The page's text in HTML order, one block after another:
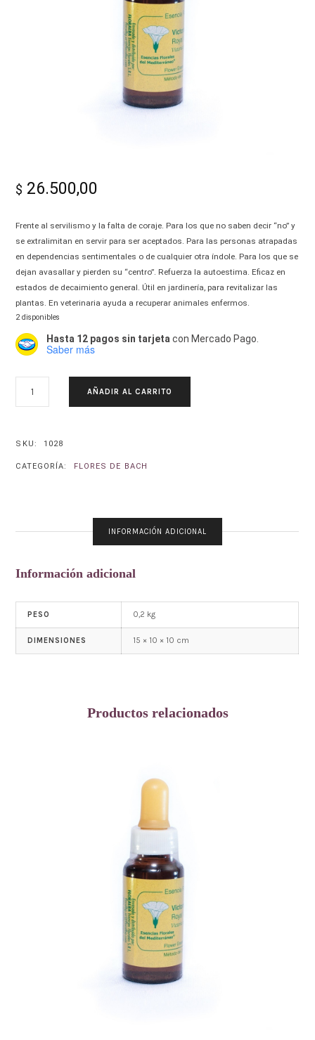
$ 26.500,00
Frente al servilismo y la falta de coraje. Para los que no saben decir “no” y
se extralimitan en servir para ser aceptados. Para las personas atrapadas
en dependencias sentimentales o de cualquier otra índole. Para los que se
dejan avasallar y pierden su “centro”. Refuerza la autoestima. Eficaz en
estados de decaimiento general. Útil en jardinería, para revitalizar las
plantas. En veterinaria ayuda a recuperar animales enfermos.
2 disponibles
Hasta 12 pagos sin tarjeta con Mercado Pago.
Saber más
CENTAURIUM
AÑADIR AL CARRITO
SKU: 1028
CATEGORÍA: FLORES DE BACH
INFORMACIÓN ADICIONAL
Información adicional
PESO 0,2 kg
DIMENSIONES 15 × 10 × 10 cm
Productos relacionados